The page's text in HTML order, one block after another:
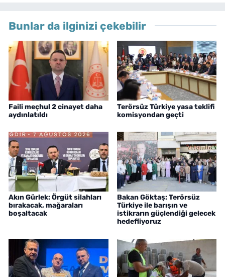
Bunlar da ilginizi çekebilir
Faili meçhul 2 cinayet daha
aydınlatıldı
Terörsüz Türkiye yasa teklifi
komisyondan geçti
Akın Gürlek: Örgüt silahları
bırakacak, mağaraları
boşaltacak
Bakan Göktaş: Terörsüz
Türkiye ile barışın ve
istikrarın güçlendiği gelecek
hedefliyoruz